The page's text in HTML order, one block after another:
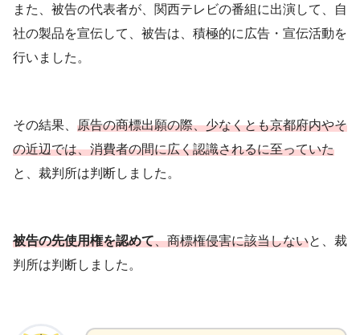
また、被告の代表者が、関西テレビの番組に出演して、自
社の製品を宣伝して、被告は、積極的に広告・宣伝活動を
行いました。
その結果、 原告の商標出願の際、少なくとも京都府内やそ
の近辺では、消費者の間に広く認識されるに至っていた
と、裁判所は判断しました。
被告の先使用権を認めて、商標権侵害に該当しないと、裁
判所は判断しました。